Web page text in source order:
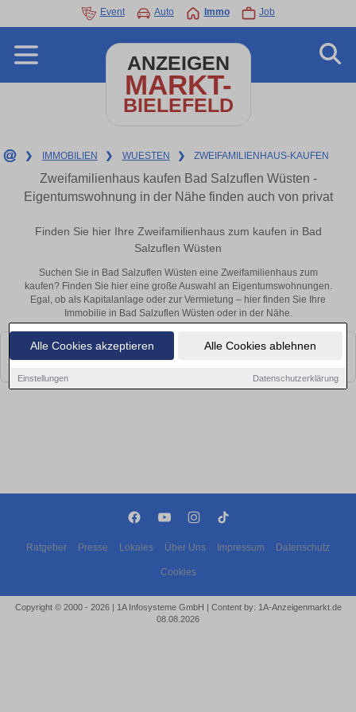
Alle Cookies akzeptieren Alle Cookies ablehnen
Einstellungen Datenschutzerklärung
Event Auto Immo Job
ANZEIGEN
MARKT-
BIELEFELD
❯ IMMOBILIEN ❯ WUESTEN ❯ ZWEIFAMILIENHAUS-KAUFEN
Zweifamilienhaus kaufen Bad Salzuflen Wüsten -
Eigentumswohnung in der Nähe finden auch von privat
Finden Sie hier Ihre Zweifamilienhaus zum kaufen in Bad
Salzuflen Wüsten
Suchen Sie in Bad Salzuflen Wüsten eine Zweifamilienhaus zum
kaufen? Finden Sie hier eine große Auswahl an Eigentumswohnungen.
Egal, ob als Kapitalanlage oder zur Vermietung – hier finden Sie Ihre
Immobilie in Bad Salzuflen Wüsten oder in der Nähe.
Leider konnten wir derzeit keine passenden Objekte finden. Schauen Sie
bald wieder vorbei!
Ratgeber Presse Lokales Über Uns Impressum Datenschutz
Cookies
Copyright © 2000 - 2026 | 1A Infosysteme GmbH | Content by: 1A-Anzeigenmarkt.de
08.08.2026